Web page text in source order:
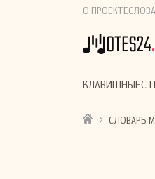
О ПРОЕКТЕ
КЛАВИШНЫЕ
› СЛОВАРЬ